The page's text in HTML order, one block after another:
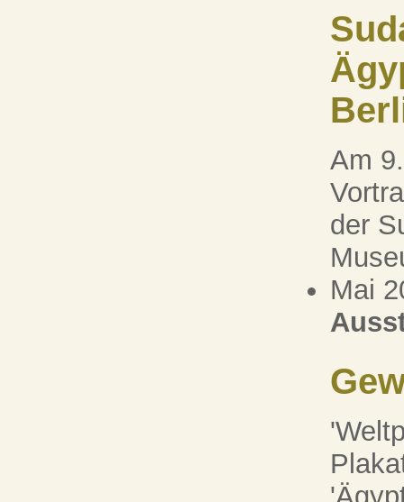
Am
der
Mai